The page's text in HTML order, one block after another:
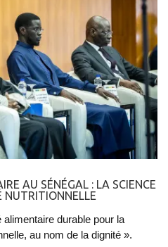
AU SÉNÉGAL : LA SCIENCE
durable pour la
au nom de la dignité ».